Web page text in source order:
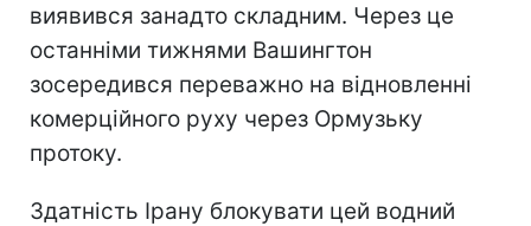
виявився занадто складним. Через це
останніми тижнями Вашингтон
зосередився переважно на відновленні
комерційного руху через Ормузьку
протоку.
Здатність Ірану блокувати цей водний